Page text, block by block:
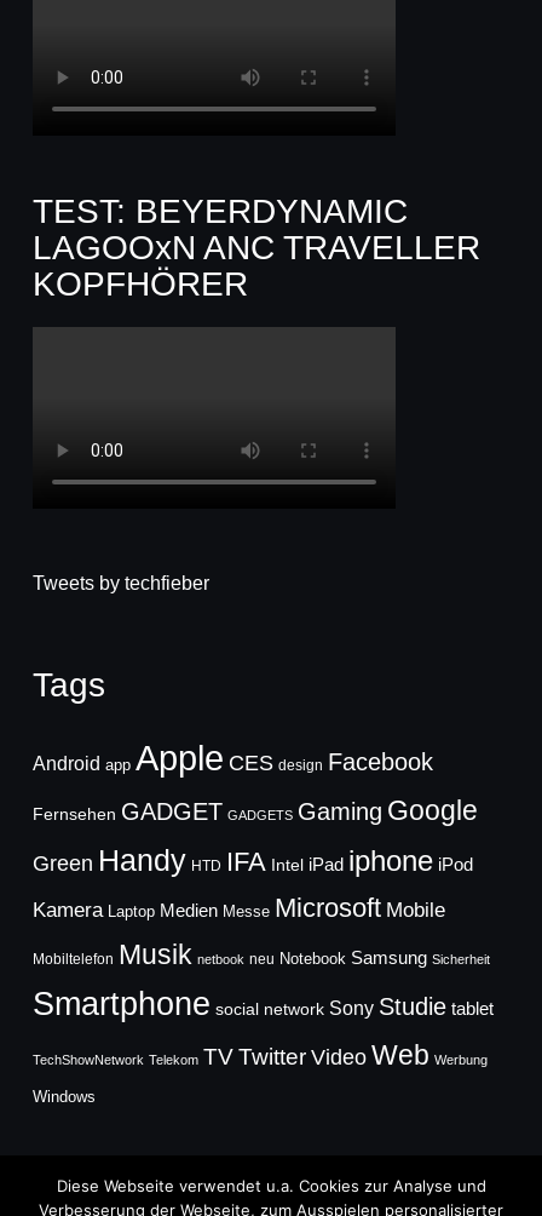
TEST: BEYERDYNAMIC
LAGOOxN ANC TRAVELLER
KOPFHÖRER
Tweets by techfieber
Tags
Android app Apple CES design Facebook
Fernsehen GADGET GADGETS Gaming Google
Green Handy HTD IFA Intel iPad iphone iPod
Kamera Laptop Medien Messe Microsoft Mobile
Mobiltelefon Musik netbook neu Notebook Samsung Sicherheit
Smartphone social network Sony Studie tablet
TechShowNetwork Telekom TVTwitter Video Web Werbung
Windows
Diese Webseite verwendet u.a. Cookies zur Analyse und
Verbesserung der Webseite, zum Ausspielen personalisierter